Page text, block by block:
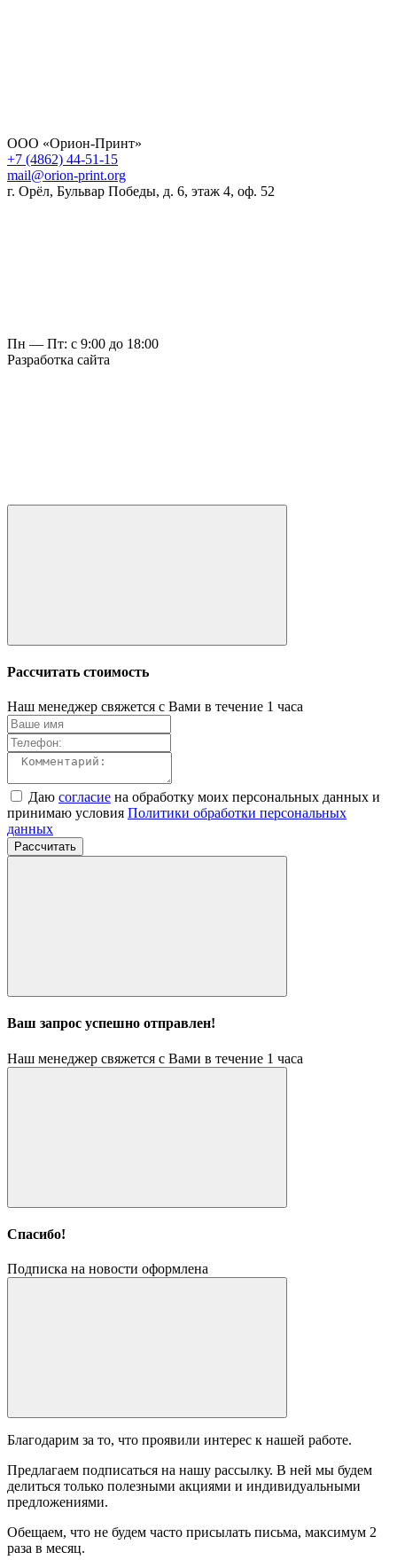
ООО «Орион-Принт»
+7 (4862) 44-51-15
mail@orion-print.org
г. Орёл, Бульвар Победы, д. 6, этаж 4, оф. 52
Пн — Пт: с 9:00 до 18:00
Разработка сайта
Рассчитать стоимость
Наш менеджер свяжется с Вами в течение 1 часа
Даю согласие на обработку моих персональных данных и
принимаю условия Политики обработки персональных
данных
Рассчитать
Ваш запрос успешно отправлен!
Наш менеджер свяжется с Вами в течение 1 часа
Спасибо!
Подписка на новости оформлена
Благодарим за то, что проявили интерес к нашей работе.
Предлагаем подписаться на нашу рассылку. В ней мы будем
делиться только полезными акциями и индивидуальными
предложениями.
Обещаем, что не будем часто присылать письма, максимум 2
раза в месяц.